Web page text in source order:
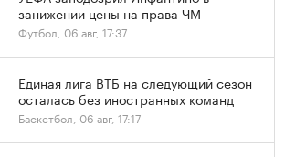
занижении цены на права ЧМ
Футбол, 06 авг, 17:37
Единая лига ВТБ на следующий сезон
осталась без иностранных команд
Баскетбол, 06 авг, 17:17